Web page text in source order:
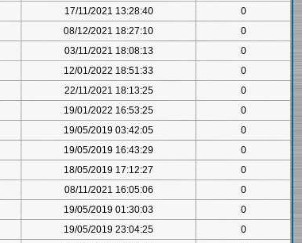
17/11/2021 13:28:40
0
08/12/2021 18:27:10
0
03/11/2021 18:08:13
0
12/01/2022 18:51:33
0
22/11/2021 18:13:25
0
19/01/2022 16:53:25
0
19/05/2019 03:42:05
0
19/05/2019 16:43:29
0
18/05/2019 17:12:27
0
08/11/2021 16:05:06
0
19/05/2019 01:30:03
0
19/05/2019 23:04:25
0